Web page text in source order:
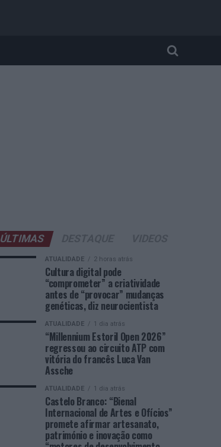
ÚLTIMAS
ATUALIDADE 2 horas atrás
Cultura digital pode
“comprometer” a criatividade
antes de “provocar” mudanças
genéticas, diz neurocientista
ATUALIDADE 1 dia atrás
“Millennium Estoril Open 2026”
regressou ao circuito ATP com
vitória do francês Luca Van
Assche
ATUALIDADE 1 dia atrás
Castelo Branco: “Bienal
Internacional de Artes e Ofícios”
promete afirmar artesanato,
património e inovação como